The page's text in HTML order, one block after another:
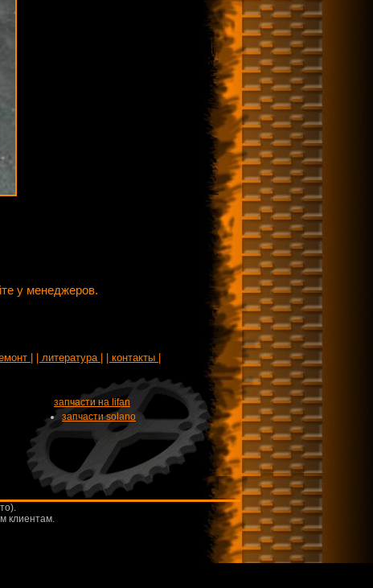
у менеджеров.
| | литература | | контакты |
запчасти на lifan
запчасти solano
клиентам.